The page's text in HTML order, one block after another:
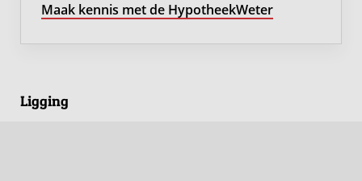
Maak kennis met de HypotheekWeter
Ligging